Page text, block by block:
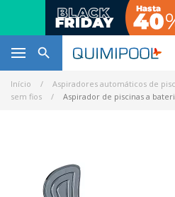

Início Aspiradores automáticos de
sem fios
Aspirador de piscinas a